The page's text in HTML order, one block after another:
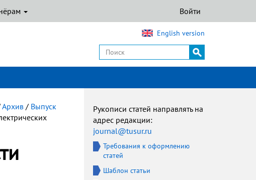
Войти
English version
Архив / Выпуск
Рукописи статей направлять на
адрес редакции:
journal@tusur.ru
Требования к оформлению
статей
Шаблон статьи